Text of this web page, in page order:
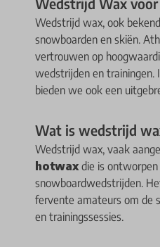
Wedstrijd wax, ook
snowboarden en skiën.
vertrouwen op
wedstrijden en trainingen.
bieden we ook een
Wat is wedstrijd
Wedstrijd wax, vaak
hotwaxdie is ontworpen
snowboardwedstrijden.
fervente amateurs om de
en trainingssessies.